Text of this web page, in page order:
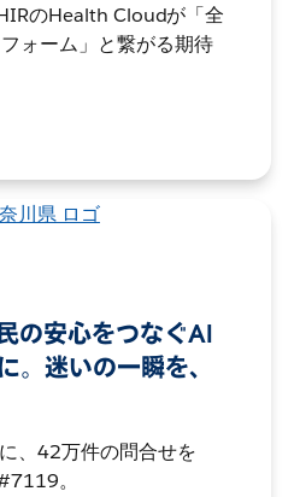
のHealth Cloudが「全
ォーム」と繋がる期待
の安心をつなぐAI
。迷いの一瞬を、
、42万件の問合せを
。